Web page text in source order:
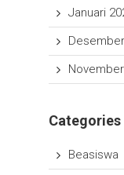
Januari
Categories
Beasiswa